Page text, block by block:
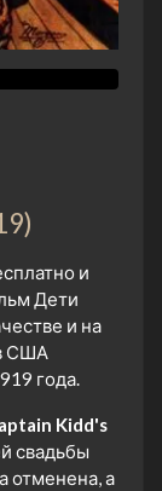
и
Дети
и на
США
года.
Kidd's
свадьбы
отменена, а